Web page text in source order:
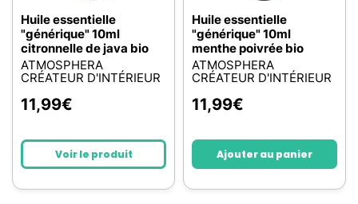
Huile essentielle
"générique" 10ml
citronnelle de java bio
ATMOSPHERA
CRÉATEUR D'INTÉRIEUR
11,99€
Voir le produit
Huile essentielle
"générique" 10ml
menthe poivrée bio
ATMOSPHERA
CRÉATEUR D'INTÉRIEUR
11,99€
Ajouter au panier